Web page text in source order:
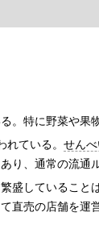
。特に野菜や果
れている。 せん
り、通常の流通
盛していること
直売の店舗を運